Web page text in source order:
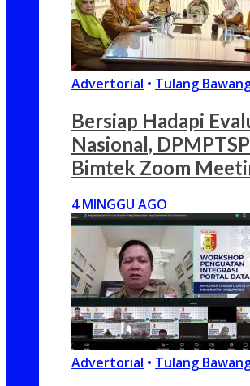
Advertorial • Tulang
Bersiap Hadapi
Nasional,
Bimtek Zoom
4 MINGGU AGO
Advertorial • Tulang